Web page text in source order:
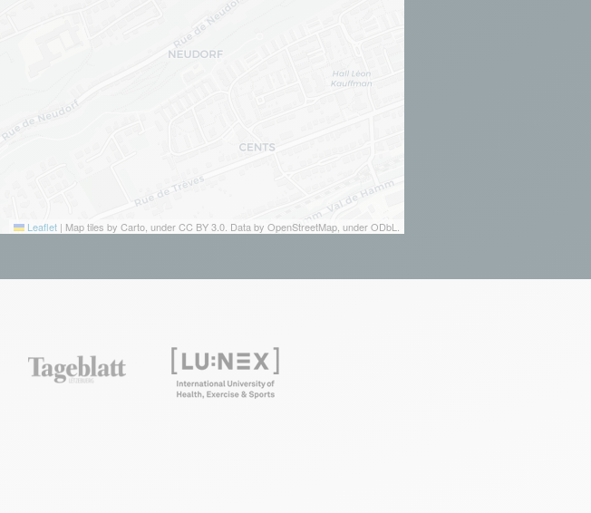
Leaflet | Map tiles by Carto, under CC BY 3.0. Data by OpenStreetMap, under ODbL.